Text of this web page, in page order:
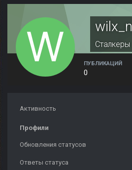
wilx_n
Сталкеры
ПУБЛИКАЦИЙ
0
Активность
Профили
Обновления статусов
Ответы статуса